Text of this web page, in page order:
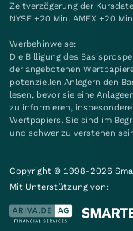
Zeitverzögerung der
NYSE +20 Min. AMEX +20
Werbehinweise:
Die Billigung des
der angebotenen
potenziellen Anlegern den
lesen, bevor sie eine
zu informieren,
Wertpapiers. Sie sind im
und schwer zu verstehen
Copyright © 1998-2026
Mit Unterstützung von: